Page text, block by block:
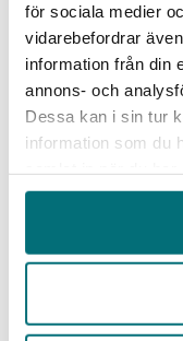
för sociala medier
vidarebefordrar
information från din
annons- och
Dessa kan i sin tur
information som du
Cirkularitet–
hand i hand.
kundernas
värde, stärks
långsiktig
och avtal.
och
bygga en
öka företagets